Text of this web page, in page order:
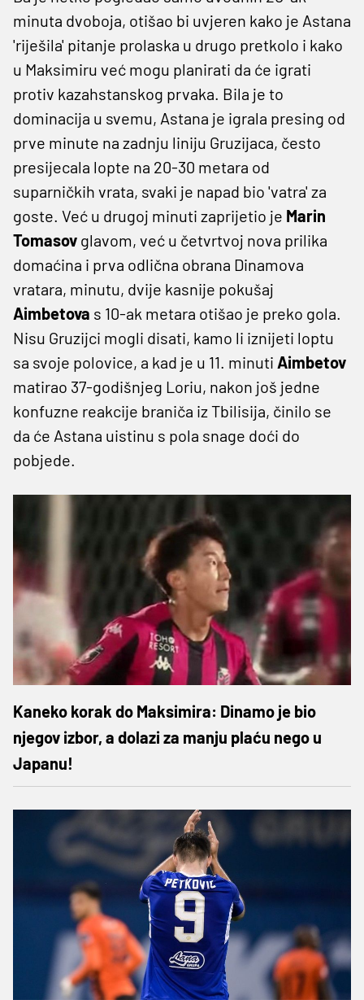
minuta dvoboja, otišao bi uvjeren kako je Astana
'riješila' pitanje prolaska u drugo pretkolo i kako
u Maksimiru već mogu planirati da će igrati
protiv kazahstanskog prvaka. Bila je to
dominacija u svemu, Astana je igrala presing od
prve minute na zadnju liniju Gruzijaca, često
presijecala lopte na 20-30 metara od
suparničkih vrata, svaki je napad bio 'vatra' za
goste. Već u drugoj minuti zaprijetio je Marin
Tomasov glavom, već u četvrtvoj nova prilika
domaćina i prva odlična obrana Dinamova
vratara, minutu, dvije kasnije pokušaj
Aimbetova s 10-ak metara otišao je preko gola.
Nisu Gruzijci mogli disati, kamo li iznijeti loptu
sa svoje polovice, a kad je u 11. minuti Aimbetov
matirao 37-godišnjeg Loriu, nakon još jedne
konfuzne reakcije braniča iz Tbilisija, činilo se
da će Astana uistinu s pola snage doći do
pobjede.
Kaneko korak do Maksimira: Dinamo je bio
njegov izbor, a dolazi za manju plaću nego u
Japanu!